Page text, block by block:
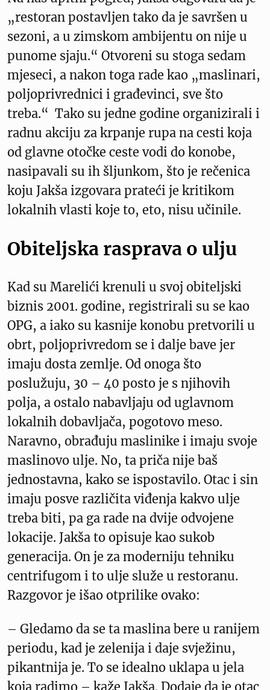
„restoran postavljen tako da je savršen u
sezoni, a u zimskom ambijentu on nije u
punome sjaju.“ Otvoreni su stoga sedam
mjeseci, a nakon toga rade kao „maslinari,
poljoprivrednici i građevinci, sve što
treba.“ Tako su jedne godine organizirali i
radnu akciju za krpanje rupa na cesti koja
od glavne otočke ceste vodi do konobe,
nasipavali su ih šljunkom, što je rečenica
koju Jakša izgovara prateći je kritikom
lokalnih vlasti koje to, eto, nisu učinile.
Obiteljska rasprava o ulju
Kad su Marelići krenuli u svoj obiteljski
biznis 2001. godine, registrirali su se kao
OPG, a iako su kasnije konobu pretvorili u
obrt, poljoprivredom se i dalje bave jer
imaju dosta zemlje. Od onoga što
poslužuju, 30 – 40 posto je s njihovih
polja, a ostalo nabavljaju od uglavnom
lokalnih dobavljača, pogotovo meso.
Naravno, obrađuju maslinike i imaju svoje
maslinovo ulje. No, ta priča nije baš
jednostavna, kako se ispostavilo. Otac i sin
imaju posve različita viđenja kakvo ulje
treba biti, pa ga rade na dvije odvojene
lokacije. Jakša to opisuje kao sukob
generacija. On je za moderniju tehniku
centrifugom i to ulje služe u restoranu.
Razgovor je išao otprilike ovako:
– Gledamo da se ta maslina bere u ranijem
periodu, kad je zelenija i daje svježinu,
pikantnija je. To se idealno uklapa u jela
koja radimo – kaže Jakša. Dodaje da je otac